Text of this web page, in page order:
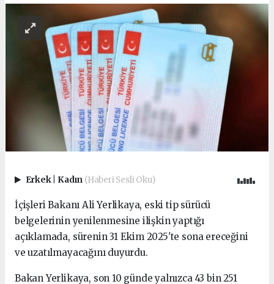
Erkek Kadın (Haberi Sesli Oku)
İçişleri Bakanı Ali Yerlikaya, eski tip sürücü
belgelerinin yenilenmesine ilişkin yaptığı
açıklamada, sürenin 31 Ekim 2025'te sona ereceğini
ve uzatılmayacağını duyurdu.
Bakan Yerlikaya, son 10 günde yalnızca 43 bin 251